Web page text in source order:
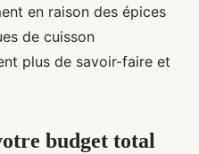
en raison des épices
de cuisson
plus de savoir-faire et
budget total